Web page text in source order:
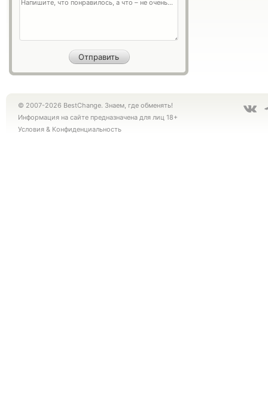
© 2007-2026 BestChange. Знаем, где обменять!
Информация на сайте предназначена для лиц 18+
Условия & Конфиденциальность